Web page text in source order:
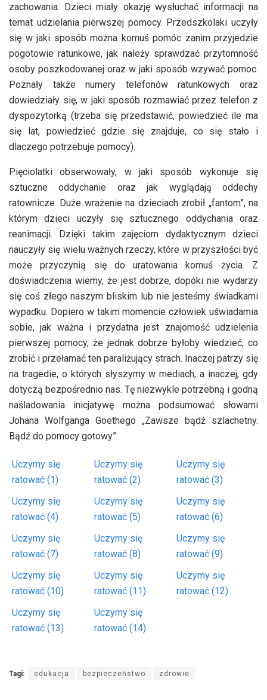
zachowania. Dzieci miały okazję wysłuchać informacji na
temat udzielania pierwszej pomocy. Przedszkolaki uczyły
się w jaki sposób można komuś pomóc zanim przyjedzie
pogotowie ratunkowe, jak należy sprawdzać przytomność
osoby poszkodowanej oraz w jaki sposób wzywać pomoc.
Poznały także numery telefonów ratunkowych oraz
dowiedziały się, w jaki sposób rozmawiać przez telefon z
dyspozytorką (trzeba się przedstawić, powiedzieć ile ma
się lat, powiedzieć gdzie się znajduje, co się stało i
dlaczego potrzebuje pomocy).
Pięciolatki obserwowały, w jaki sposób wykonuje się
sztuczne oddychanie oraz jak wyglądają oddechy
ratownicze. Duże wrażenie na dzieciach zrobił „fantom”, na
którym dzieci uczyły się sztucznego oddychania oraz
reanimacji. Dzięki takim zajęciom dydaktycznym dzieci
nauczyły się wielu ważnych rzeczy, które w przyszłości być
może przyczynią się do uratowania komuś życia. Z
doświadczenia wiemy, że jest dobrze, dopóki nie wydarzy
się coś złego naszym bliskim lub nie jesteśmy świadkami
wypadku. Dopiero w takim momencie człowiek uświadamia
sobie, jak ważna i przydatna jest znajomość udzielenia
pierwszej pomocy, że jednak dobrze byłoby wiedzieć, co
zrobić i przełamać ten paraliżujący strach. Inaczej patrzy się
na tragedie, o których słyszymy w mediach, a inaczej, gdy
dotyczą bezpośrednio nas. Tę niezwykle potrzebną i godną
naśladowania inicjatywę można podsumować słowami
Johana Wolfganga Goethego „Zawsze bądź szlachetny.
Bądź do pomocy gotowy”.
Uczymy się
ratować (1)
Uczymy się
ratować (2)
Uczymy się
ratować (3)
Uczymy się
ratować (4)
Uczymy się
ratować (5)
Uczymy się
ratować (6)
Uczymy się
ratować (7)
Uczymy się
ratować (8)
Uczymy się
ratować (9)
Uczymy się
ratować (10)
Uczymy się
ratować (11)
Uczymy się
ratować (12)
Uczymy się
ratować (13)
Uczymy się
ratować (14)
Tagi: edukacja bezpieczeństwo zdrowie